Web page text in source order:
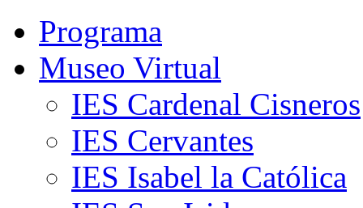
Programa
Museo Virtual
IES Cardenal Cisneros
IES Cervantes
IES Isabel la Católica